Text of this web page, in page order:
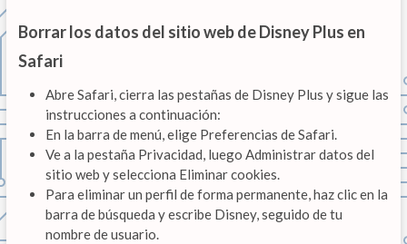
Borrar los datos del sitio web de Disney Plus en
Safari
Abre Safari, cierra las pestañas de Disney Plus y sigue las
instrucciones a continuación:
En la barra de menú, elige Preferencias de Safari.
Ve a la pestaña Privacidad, luego Administrar datos del
sitio web y selecciona Eliminar cookies.
Para eliminar un perfil de forma permanente, haz clic en la
barra de búsqueda y escribe Disney, seguido de tu
nombre de usuario.